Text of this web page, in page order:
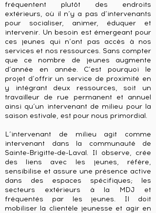
fréquentent plutôt des endroits
extérieurs, où il n’y a pas d’intervenants
pour socialiser, animer, éduquer et
intervenir. Un besoin est émergeant pour
ces jeunes qui n’ont pas accès à nos
services et nos ressources. Sans compter
que ce nombre de jeunes augmente
d’année en année. C’est pourquoi le
projet d’offrir un service de proximité en
y intégrant deux ressources, soit un
travailleur de rue permanent et annuel
ainsi qu’un intervenant de milieu pour la
saison estivale, est pour nous primordial.
L’intervenant de milieu agit comme
intervenant dans la communauté de
Sainte-Brigitte-de-Laval. Il observe, crée
des liens avec les jeunes, réfère,
sensibilise et assure une présence active
dans des espaces spécifiques; les
secteurs extérieurs à la MDJ et
fréquentés par les jeunes. Il doit
mobiliser la clientèle jeunesse et agir en